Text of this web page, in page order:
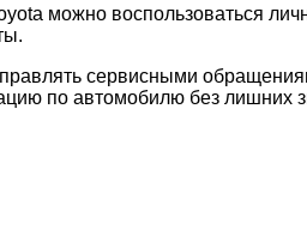
можно воспользоваться
сервисными
по автомобилю без лишних